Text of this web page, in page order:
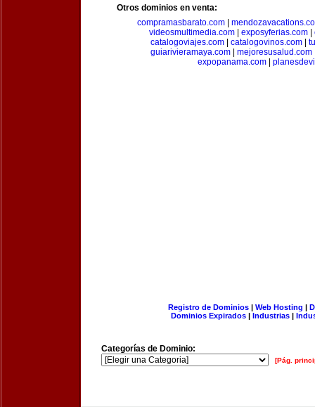
Otros dominios en venta:
compramasbarato.com|
videosmultimedia.com
exposyferias.com
catalogoviajes.com| catalogovinos.com|
guiarivieramaya.com
mejoresusalud.com
expopanama.com
Registro de Dominios| Web Hosting |
Dominios Expirados | Industrias |
Categorías de Dominio:
[Pág.